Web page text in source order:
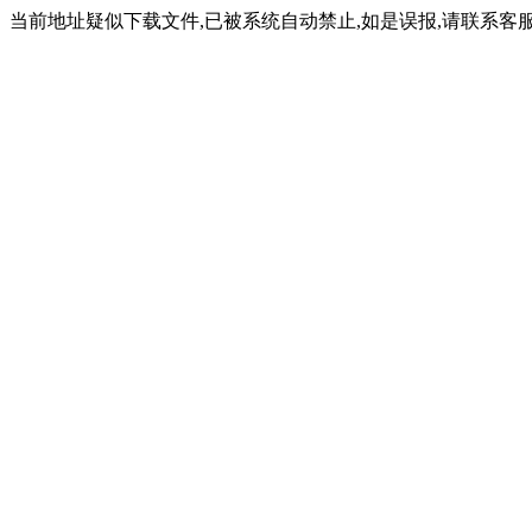
当前地址疑似下载文件,已被系统自动禁止,如是误报,请联系客